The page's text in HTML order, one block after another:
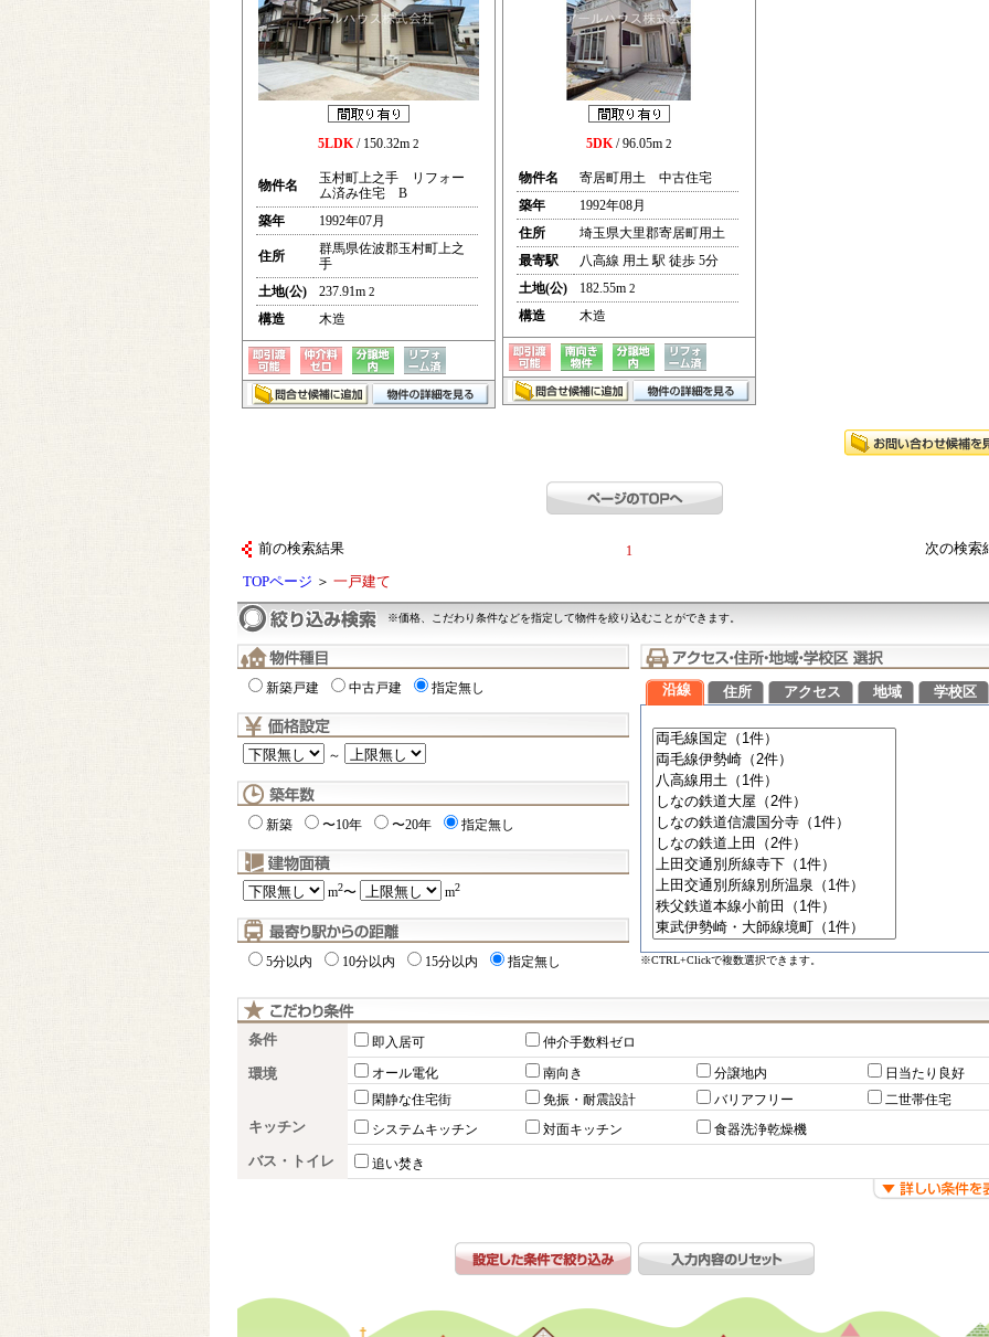
5LDK/ 150.32m 2
物件名
玉村町上之手 リフォー
ム済み住宅 B
築年
1992年07月
住所
群馬県佐波郡玉村町上之
手
土地(公)
237.91m 2
構造 木造
5DK/ 96.05m 2
物件名
寄居町用土 中古住宅
築年
1992年08月
住所
埼玉県大里郡寄居町用土
最寄駅
八高線 用土 駅 徒歩 5分
土地(公)
182.55m 2
構造 木造
前の検索結果 1 次の検
TOPページ ＞ 一戸建て
※価格、こだわり条件などを指定して物件を絞り込むことができます。
新築戸建 中古戸建 指定無し
～
新築 〜10年 〜20年 指定無し
m2〜 m2
5分以内 10分以内 15分以内 指定無し
沿線 住所 アクセス 地域 学校区
※CTRL+Clickで複数選択できます。
条件 即入居可 仲介手数料ゼロ
環境 オール電化 南向き 分譲地内
日当たり良好
閑静な住宅街
免振・耐震設計 バリアフリー 二世帯住宅
キッチン システムキッチン 対面キッチン 食器洗浄乾燥機
バス・トイレ 追い焚き